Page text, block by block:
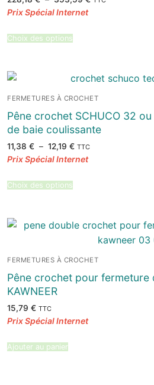
Choix des options
FERMETURES À CROCHET
Pêne crochet SCHUCO 32
de baie coulissante
11,38 € – 12,19 €Plage
prix :
TTC
Choix des options
FERMETURES À CROCHET
Pêne crochet pour fermeture
KAWNEER
15,79 € TTC
Ajouter au panier